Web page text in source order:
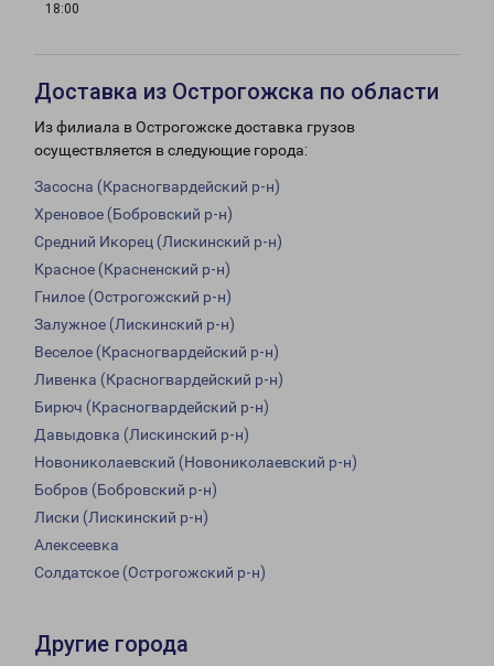
18:00
Доставка из Острогожска по области
Из филиала в Острогожске доставка грузов
осуществляется в следующие города:
Засосна (Красногвардейский р-н)
Хреновое (Бобровский р-н)
Средний Икорец (Лискинский р-н)
Красное (Красненский р-н)
Гнилое (Острогожский р-н)
Залужное (Лискинский р-н)
Веселое (Красногвардейский р-н)
Ливенка (Красногвардейский р-н)
Бирюч (Красногвардейский р-н)
Давыдовка (Лискинский р-н)
Новониколаевский (Новониколаевский р-н)
Бобров (Бобровский р-н)
Лиски (Лискинский р-н)
Алексеевка
Солдатское (Острогожский р-н)
Другие города